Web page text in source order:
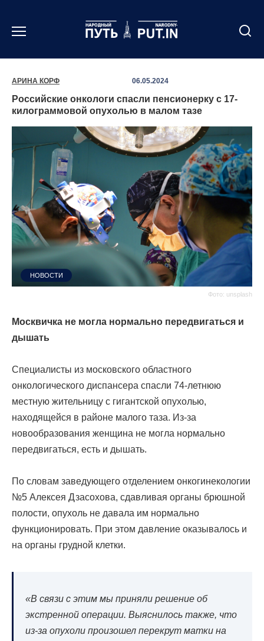
содержанию
АРИНА КОРФ 06.05.2024
Российские онкологи спасли пенсионерку с 17-
килограммовой опухолью в малом тазе
Фото: unsplash
НОВОСТИ
Москвичка не могла нормально передвигаться и
дышать
Специалисты из московского областного
онкологического диспансера спасли 74-летнюю
местную жительницу с гигантской опухолью,
находящейся в районе малого таза. Из-за
новообразования женщина не могла нормально
передвигаться, есть и дышать.
По словам заведующего отделением онкогинекологии
№5 Алексея Дзасохова, сдавливая органы брюшной
полости, опухоль не давала им нормально
функционировать. При этом давление оказывалось и
на органы грудной клетки.
«В связи с этим мы приняли решение об
экстренной операции. Выяснилось также, что
из-за опухоли произошел перекрут матки на